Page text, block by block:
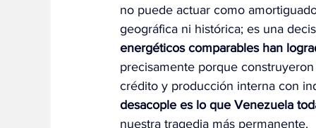
no puede actuar como
geográfica ni histórica; es una
energéticos comparables han
precisamente porque
crédito y producción interna con
desacople es lo que Venezuela
nuestra tragedia más